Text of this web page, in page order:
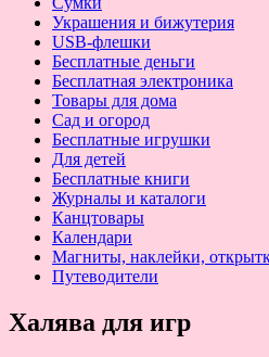
Украшения и бижутерия
USB-флешки
Бесплатные деньги
Бесплатная электроника
Товары для дома
Сад и огород
Бесплатные игрушки
Для детей
Бесплатные книги
Журналы и каталоги
Канцтовары
Календари
Магниты, наклейки,
Путеводители
Халява для игр